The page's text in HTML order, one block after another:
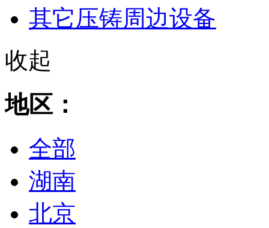
其它压铸周边设备
收起
地区：
全部
湖南
北京